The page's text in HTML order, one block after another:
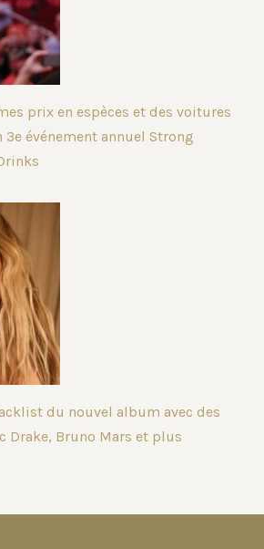
prix en espèces et des voitures
événement annuel Strong
du nouvel album avec des
Drake, Bruno Mars et plus